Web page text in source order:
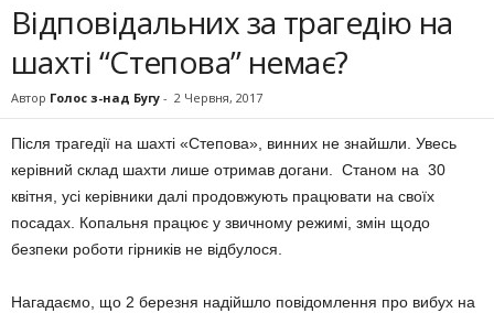
Відповідальних за трагедію на
шахті “Степова” немає?
Автор Голос з-над Бугу - 2 Червня, 2017
Після трагедії на шахті «Степова», винних не знайшли. Увесь
керівний склад шахти лише отримав догани. Станом на 30
квітня, усі керівники далі продовжують працювати на своїх
посадах. Копальня працює у звичному режимі, змін щодо
безпеки роботи гірників не відбулося.
Нагадаємо, що 2 березня надійшло повідомлення про вибух на